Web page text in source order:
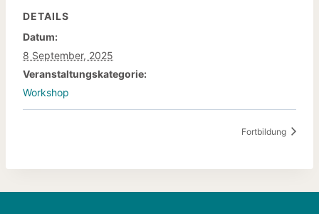
DETAILS
Datum:
8 September, 2025
Veranstaltungskategorie:
Workshop
Fortbildung